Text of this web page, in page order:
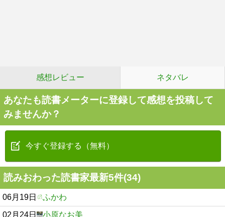
感想レビュー ネタバレ
あなたも読書メーターに登録して感想を投稿して
みませんか？
今すぐ登録する（無料）
読みおわった読書家最新5件(34)
06月19日 ふかわ
02月24日 小原なお美